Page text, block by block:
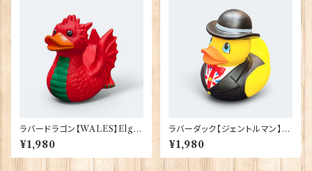
ラバードラゴン【WALES】Elgat
e Products 90385
¥1,980
ラバーダック【ジェントルマン】El
gate Products 90387
¥1,980